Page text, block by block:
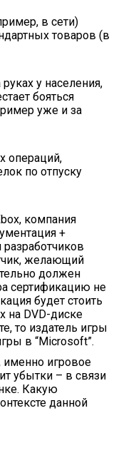
в сети)
товаров (в
у населения,
бояться
уже и за
операций,
по отпуску
компания
+
желающий
должен
сертификацию не
будет стоить
на DVD-диске
то издатель игры
в “Microsoft”.
игровое
убытки – в связи
Какую
данной